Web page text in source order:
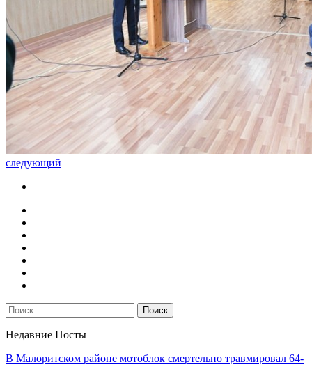
следующий
Недавние Посты
В Малоритском районе мотоблок смертельно травмировал 64-